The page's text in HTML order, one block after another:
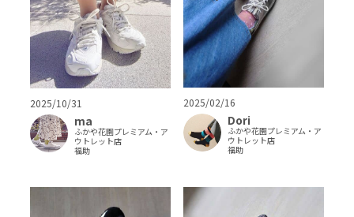
2025/10/31
ma
ふかや花園プレミアム・ア
ウトレット店
福助
2025/02/16
Dori
ふかや花園プレミアム・ア
ウトレット店
福助